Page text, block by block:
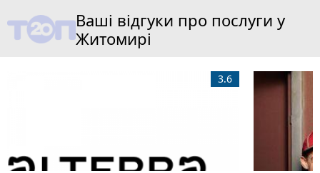
Ваші відгуки про послуги у
Житомирі
3.6